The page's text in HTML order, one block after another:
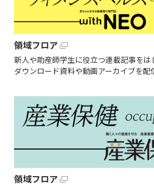
領域フロア
新人や助産師学生に役立つ連載記事をは
ダウンロード資料や動画アーカイブを配
領域フロア